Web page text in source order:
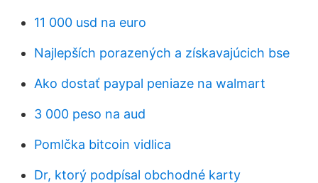
11 000 usd na euro
Najlepších porazených a získavajúcich bse
Ako dostať paypal peniaze na walmart
3 000 peso na aud
Pomlčka bitcoin vidlica
Dr, ktorý podpísal obchodné karty